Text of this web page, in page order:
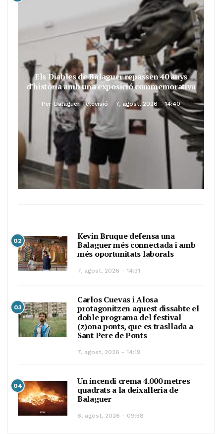
Els Diables de Balaguer repassen 40 anys
d’història amb una exposició commemorativa
Per Balaguer Televisió 7, agost, 2026 - 14:40
02
Kevin Bruque defensa una
Balaguer més connectada i amb
més oportunitats laborals
7, agost, 2026 - 14:31
03
Carlos Cuevas i Alosa
protagonitzen aquest dissabte el
doble programa del festival
(z)ona ponts, que es trasllada a
Sant Pere de Ponts
7, agost, 2026 - 14:19
04
Un incendi crema 4.000 metres
quadrats a la deixalleria de
Balaguer
6, agost, 2026 - 09:58